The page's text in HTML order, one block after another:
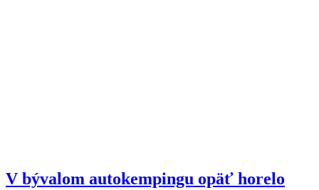
V bývalom autokempingu opäť horelo